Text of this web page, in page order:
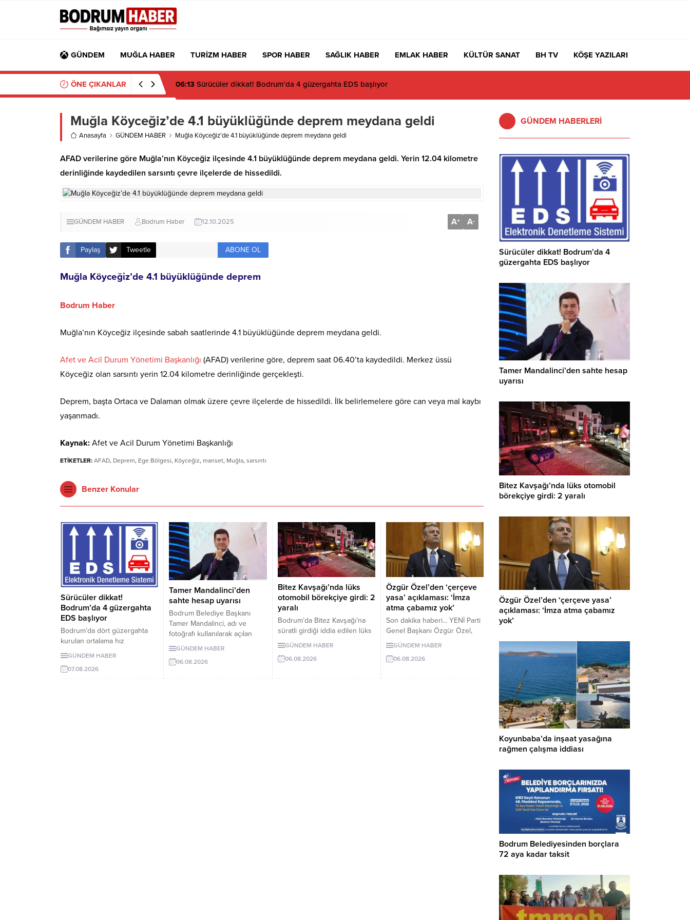
GÜNDEM MUĞLA HABER TURİZM HABER SPOR HABER SAĞLIK HABER EMLAK HABER KÜLTÜR SANAT BH TV KÖŞE YAZILARI
ÖNE ÇIKANLAR 06:13 Sürücüler dikkat! Bodrum’da 4 güzergahta EDS başlıyor
Muğla Köyceğiz’de 4.1 büyüklüğünde deprem meydana geldi
Anasayfa GÜNDEM HABER Muğla Köyceğiz’de 4.1 büyüklüğünde deprem meydana geldi
AFAD verilerine göre Muğla’nın Köyceğiz ilçesinde 4.1 büyüklüğünde deprem meydana geldi. Yerin 12.04 kilometre
derinliğinde kaydedilen sarsıntı çevre ilçelerde de hissedildi.
GÜNDEM HABER Bodrum Haber 12.10.2025 A+ A-
Paylaş Tweetle ABONE OL
Muğla Köyceğiz’de 4.1 büyüklüğünde deprem
Bodrum Haber
Muğla’nın Köyceğiz ilçesinde sabah saatlerinde 4.1 büyüklüğünde deprem meydana geldi.
Afet ve Acil Durum Yönetimi Başkanlığı (AFAD) verilerine göre, deprem saat 06.40’ta kaydedildi. Merkez üssü
Köyceğiz olan sarsıntı yerin 12.04 kilometre derinliğinde gerçekleşti.
Deprem, başta Ortaca ve Dalaman olmak üzere çevre ilçelerde de hissedildi. İlk belirlemelere göre can veya mal kaybı
yaşanmadı.
Kaynak: Afet ve Acil Durum Yönetimi Başkanlığı
ETİKETLER: AFAD, Deprem, Ege Bölgesi, Köyceğiz, manset, Muğla, sarsıntı
Benzer Konular
Sürücüler dikkat!
Bodrum’da 4 güzergahta
EDS başlıyor
Bodrum’da dört güzergahta
kurulan ortalama hız
denetleme sistemi, 10 Ağustos
girecek. İşte EDS uygulanacak
GÜNDEM HABER
07.08.2026
Tamer Mandalinci’den
sahte hesap uyarısı
Bodrum Belediye Başkanı
Tamer Mandalinci, adı ve
fotoğrafı kullanılarak açılan
sahte sosyal medya
bulundu. Mandalinci, tek resmî
GÜNDEM HABER
06.08.2026
Bitez Kavşağı’nda lüks
otomobil börekçiye girdi: 2
yaralı
Bodrum’da Bitez Kavşağı’na
süratli girdiği iddia edilen lüks
otomobil börekçiye girdi.
yaralandı.
GÜNDEM HABER
06.08.2026
Özgür Özel’den ‘çerçeve
yasa’ açıklaması: ‘İmza
atma çabamız yok’
Son dakika haberi... YENİ Parti
Genel Başkanı Özgür Özel,
çerçeve yasanın özensiz
"İmza atma çabamız yok" dedi.
GÜNDEM HABER
06.08.2026
GÜNDEM HABERLERİ
Sürücüler dikkat! Bodrum’da 4
güzergahta EDS başlıyor
Tamer Mandalinci’den sahte hesap
uyarısı
Bitez Kavşağı’nda lüks otomobil
börekçiye girdi: 2 yaralı
Özgür Özel’den ‘çerçeve yasa’
açıklaması: ‘İmza atma çabamız
yok’
Koyunbaba’da inşaat yasağına
rağmen çalışma iddiası
Bodrum Belediyesinden borçlara
72 aya kadar taksit